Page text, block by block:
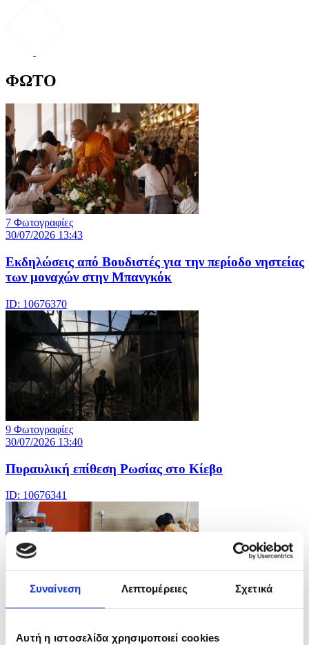
Συναίνεση Λεπτομέρειες Σχετικά
Αυτή η ιστοσελίδα χρησιμοποιεί cookies
ΦΩΤΟ
7 Φωτογραφίες
30/07/2026 13:43
Εκδηλώσεις από Βουδιστές για την περίοδο νηστείας
των μοναχών στην Μπανγκόκ
ID: 10676370
9 Φωτογραφίες
30/07/2026 13:40
Πυραυλική επίθεση Ρωσίας στο Κίεβο
ID: 10676341
30/07/2026 13:38